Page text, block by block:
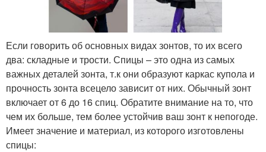
Если говорить об основных видах зонтов, то их всего
два: складные и трости. Спицы – это одна из самых
важных деталей зонта, т.к они образуют каркас купола и
прочность зонта всецело зависит от них. Обычный зонт
включает от 6 до 16 спиц. Обратите внимание на то, что
чем их больше, тем более устойчив ваш зонт к непогоде.
Имеет значение и материал, из которого изготовлены
спицы: